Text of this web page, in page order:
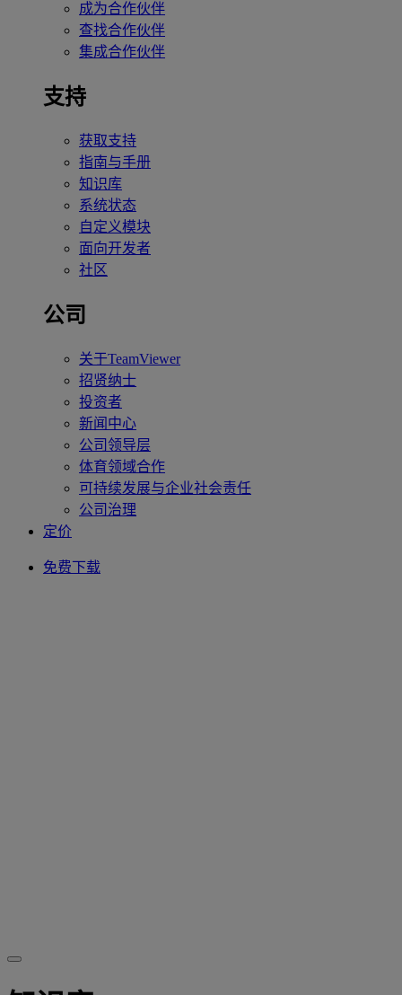
成为合作伙伴
查找合作伙伴
集成合作伙伴
支持
获取支持
指南与手册
知识库
系统状态
自定义模块
面向开发者
社区
公司
关于TeamViewer
招贤纳士
投资者
新闻中心
公司领导层
体育领域合作
可持续发展与企业社会责任
公司治理
定价
免费下载